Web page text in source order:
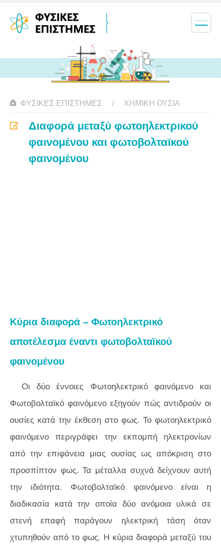
ΦΥΣΙΚΈΣ ΕΠΙΣΤΉΜΕΣ ΧΗΜΙΚΉ ΟΥΣΊΑ
Διαφορά μεταξύ φωτοηλεκτρικού
φαινομένου και φωτοβολταϊκού
φαινομένου
Κύρια διαφορά – Φωτοηλεκτρικό
αποτέλεσμα έναντι φωτοβολταϊκού
φαινομένου
Οι δύο έννοιες Φωτοηλεκτρικό φαινόμενο και
Φωτοβολταϊκό φαινόμενο εξηγούν πώς αντιδρούν οι
ουσίες κατά την έκθεση στο φως. Το φωτοηλεκτρικό
φαινόμενο περιγράφει την εκπομπή ηλεκτρονίων
από την επιφάνεια μιας ουσίας ως απόκριση στο
προσπίπτον φως. Τα μέταλλα συχνά δείχνουν αυτή
την ιδιότητα. Φωτοβολταϊκό φαινόμενο είναι η
διαδικασία κατά την οποία δύο ανόμοια υλικά σε
στενή επαφή παράγουν ηλεκτρική τάση όταν
χτυπηθούν από το φως. Η κύρια διαφορά μεταξύ του